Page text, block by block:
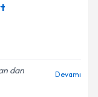
talebi oluşturun.
bir takvim
dan
Devamı